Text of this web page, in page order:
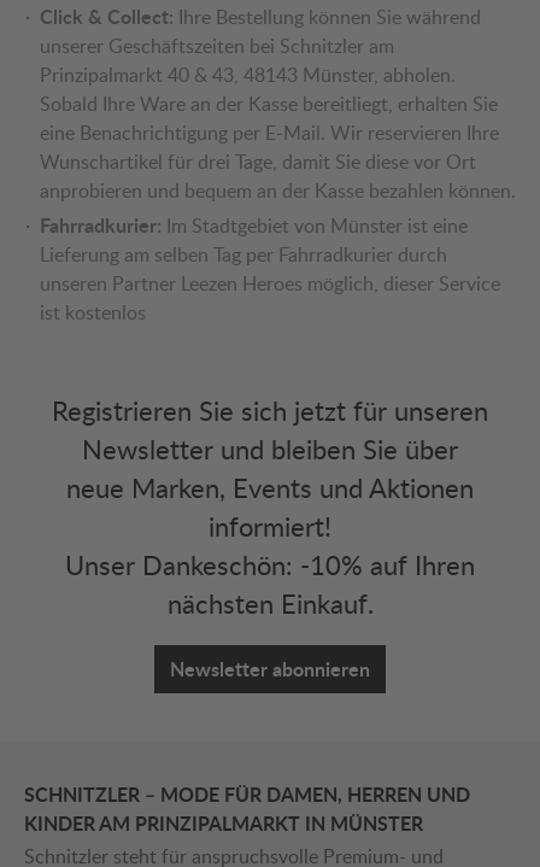
Click & Collect: Ihre Bestellung können Sie während
unserer Geschäftszeiten bei Schnitzler am
Prinzipalmarkt 40 & 43, 48143 Münster, abholen.
Sobald Ihre Ware an der Kasse bereitliegt, erhalten Sie
eine Benachrichtigung per E-Mail. Wir reservieren Ihre
Wunschartikel für drei Tage, damit Sie diese vor Ort
anprobieren und bequem an der Kasse bezahlen können.
Fahrradkurier: Im Stadtgebiet von Münster ist eine
Lieferung am selben Tag per Fahrradkurier durch
unseren Partner Leezen Heroes möglich, dieser Service
ist kostenlos
Registrieren Sie sich jetzt für unseren
Newsletter und bleiben Sie über
neue Marken, Events und Aktionen
informiert!
Unser Dankeschön: -10% auf Ihren
nächsten Einkauf.
Newsletter abonnieren
SCHNITZLER – MODE FÜR DAMEN, HERREN UND
KINDER AM PRINZIPALMARKT IN MÜNSTER
Schnitzler steht für anspruchsvolle Premium- und